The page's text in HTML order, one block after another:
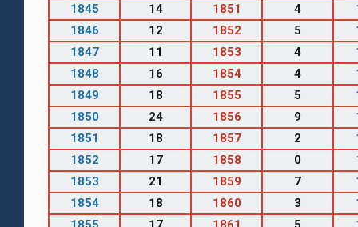
1845
14 1851 4
1846
12 1852 5
1847
11 1853 4
1848
16 1854 4
1849
18 1855 5
1850
24 1856 9
1851
18 1857 2
1852
17 1858 0
1853
21 1859 7
1854
18 1860 3